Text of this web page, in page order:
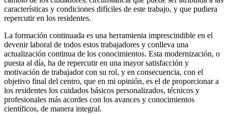
características y condiciones difíciles de este trabajo, y que pudiera
repercutir en los residentes.
La formación continuada es una herramienta imprescindible en el
devenir laboral de todos estos trabajadores y conlleva una
actualización continua de los conocimientos. Esta modernización, o
puesta al día, ha de repercutir en una mayor satisfacción y
motivación de trabajador con su rol, y en consecuencia, con el
objetivo final del centro, que en mi opinión, es el de proporcionar a
los residentes los cuidados básicos personalizados, técnicos y
profesionales más acordes con los avances y conocimientos
científicos, de manera integral.